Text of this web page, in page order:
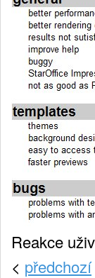
Reakce
< předchozí